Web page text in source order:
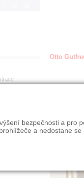
Otto
bezpečnosti a pro
a nedostane se